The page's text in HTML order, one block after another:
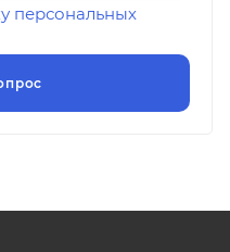
персональных